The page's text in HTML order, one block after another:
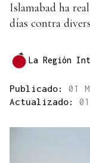
Islamabad ha
días contra
La Región
Publicado: 01
Actualizado: